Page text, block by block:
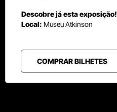
Descobre já esta exposição!
Local: MuseuAtkinson
COMPRAR BILHETES